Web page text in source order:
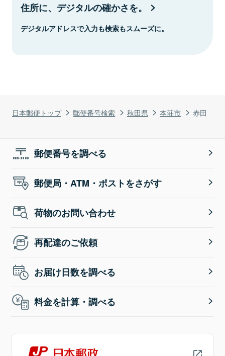
日本郵便トップ 郵便番号検索 秋田県 本荘市 赤田
住所に、デジタルの確かさを。
デジタルアドレスで入力も検索もスムーズに。
郵便番号を調べる
郵便局・ATM・ポストをさがす
荷物のお問い合わせ
再配達のご依頼
お届け日数を調べる
料金を計算・調べる